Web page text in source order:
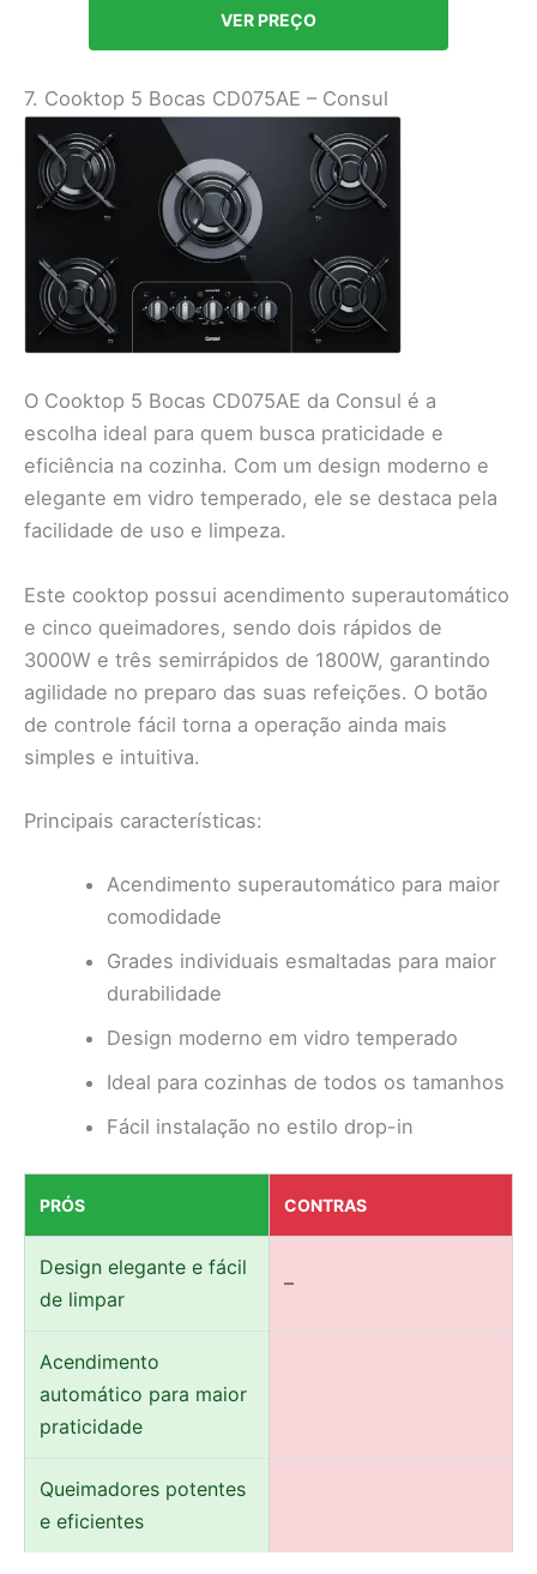
VER PREÇO
7. Cooktop 5 Bocas CD075AE – Consul
O Cooktop 5 Bocas CD075AE da Consul é a
escolha ideal para quem busca praticidade e
eficiência na cozinha. Com um design moderno e
elegante em vidro temperado, ele se destaca pela
facilidade de uso e limpeza.
Este cooktop possui acendimento superautomático
e cinco queimadores, sendo dois rápidos de
3000W e três semirrápidos de 1800W, garantindo
agilidade no preparo das suas refeições. O botão
de controle fácil torna a operação ainda mais
simples e intuitiva.
Principais características:
Acendimento superautomático para maior
comodidade
Grades individuais esmaltadas para maior
durabilidade
Design moderno em vidro temperado
Ideal para cozinhas de todos os tamanhos
Fácil instalação no estilo drop-in
PRÓS CONTRAS
Design elegante e fácil
de limpar
–
Acendimento
automático para maior
praticidade
Queimadores potentes
e eficientes